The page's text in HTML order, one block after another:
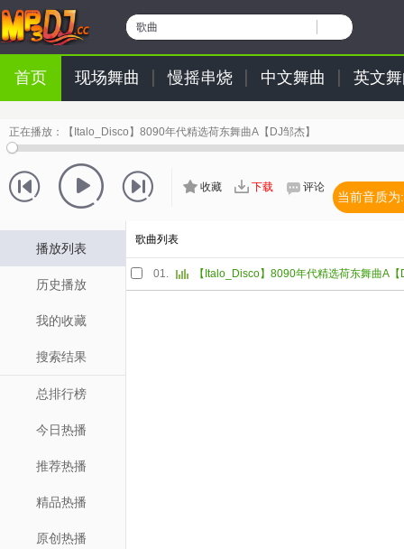
歌曲
首页 现场舞曲 慢摇串烧 中文舞曲 英文
正在播放： 【Italo_Disco】8090年代精选荷东舞曲A【DJ邹杰】
收藏 下载 评论
当前音质为:
播放列表
历史播放
我的收藏
搜索结果
总排行榜
今日热播
推荐热播
精品热播
原创热播
歌曲列表
01. 【Italo_Disco】8090年代精选荷东舞曲A